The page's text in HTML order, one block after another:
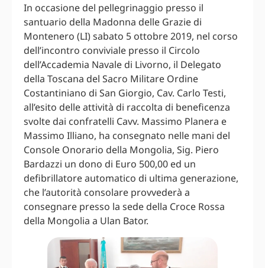
In occasione del pellegrinaggio presso il
santuario della Madonna delle Grazie di
Montenero (LI) sabato 5 ottobre 2019, nel corso
dell’incontro conviviale presso il Circolo
dell’Accademia Navale di Livorno, il Delegato
della Toscana del Sacro Militare Ordine
Costantiniano di San Giorgio, Cav. Carlo Testi,
all’esito delle attività di raccolta di beneficenza
svolte dai confratelli Cavv. Massimo Planera e
Massimo Illiano, ha consegnato nelle mani del
Console Onorario della Mongolia, Sig. Piero
Bardazzi un dono di Euro 500,00 ed un
defibrillatore automatico di ultima generazione,
che l’autorità consolare provvederà a
consegnare presso la sede della Croce Rossa
della Mongolia a Ulan Bator.